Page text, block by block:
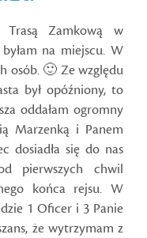
Trasą Zamkową w
na miejscu. W
osób. 🙂 Ze względu
był opóźniony, to
oddałam ogromny
Marzenką i Panem
dosiadła się do nas
pierwszych chwil
końca rejsu. W
1 Oficer i 3 Panie
że wytrzymam z